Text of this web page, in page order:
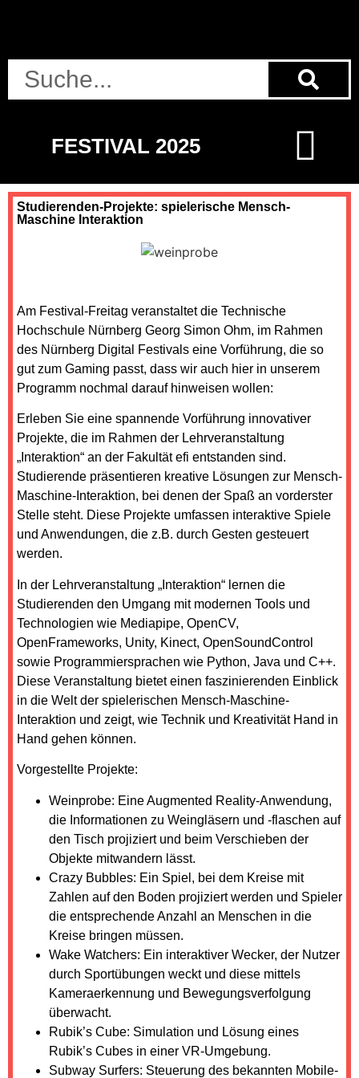
FESTIVAL 2025
Studierenden-Projekte: spielerische Mensch-
Maschine Interaktion
Am Festival-Freitag veranstaltet die Technische
Hochschule Nürnberg Georg Simon Ohm, im Rahmen
des Nürnberg Digital Festivals eine Vorführung, die so
gut zum Gaming passt, dass wir auch hier in unserem
Programm nochmal darauf hinweisen wollen:
Erleben Sie eine spannende Vorführung innovativer
Projekte, die im Rahmen der Lehrveranstaltung
„Interaktion“ an der Fakultät efi entstanden sind.
Studierende präsentieren kreative Lösungen zur Mensch-
Maschine-Interaktion, bei denen der Spaß an vorderster
Stelle steht. Diese Projekte umfassen interaktive Spiele
und Anwendungen, die z.B. durch Gesten gesteuert
werden.
In der Lehrveranstaltung „Interaktion“ lernen die
Studierenden den Umgang mit modernen Tools und
Technologien wie Mediapipe, OpenCV,
OpenFrameworks, Unity, Kinect, OpenSoundControl
sowie Programmiersprachen wie Python, Java und C++.
Diese Veranstaltung bietet einen faszinierenden Einblick
in die Welt der spielerischen Mensch-Maschine-
Interaktion und zeigt, wie Technik und Kreativität Hand in
Hand gehen können.
Vorgestellte Projekte:
Weinprobe: Eine Augmented Reality-Anwendung,
die Informationen zu Weingläsern und -flaschen auf
den Tisch projiziert und beim Verschieben der
Objekte mitwandern lässt.
Crazy Bubbles: Ein Spiel, bei dem Kreise mit
Zahlen auf den Boden projiziert werden und Spieler
die entsprechende Anzahl an Menschen in die
Kreise bringen müssen.
Wake Watchers: Ein interaktiver Wecker, der Nutzer
durch Sportübungen weckt und diese mittels
Kameraerkennung und Bewegungsverfolgung
überwacht.
Rubik’s Cube: Simulation und Lösung eines
Rubik’s Cubes in einer VR-Umgebung.
Subway Surfers: Steuerung des bekannten Mobile-